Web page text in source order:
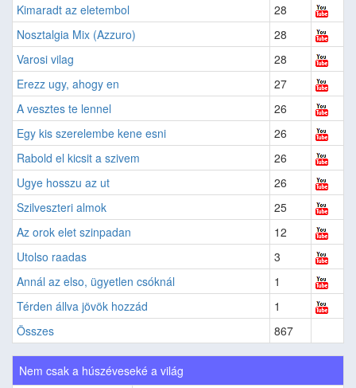
Kimaradt az eletembol
28
Nosztalgia Mix (Azzuro)
28
Varosi vilag
28
Erezz ugy, ahogy en
27
A vesztes te lennel
26
Egy kis szerelembe kene esni
26
Rabold el kicsit a szivem
26
Ugye hosszu az ut
26
Szilveszteri almok
25
Az orok elet szinpadan
12
Utolso raadas
3
Annál az elso, ügyetlen csóknál
1
Térden állva jövök hozzád
1
Összes
867
Nem csak a húszéveseké a világ